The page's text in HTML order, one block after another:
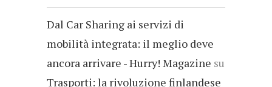
Dal Car Sharing ai servizi di
mobilità integrata: il meglio deve
ancora arrivare - Hurry! Magazine su
Trasporti: la rivoluzione finlandese